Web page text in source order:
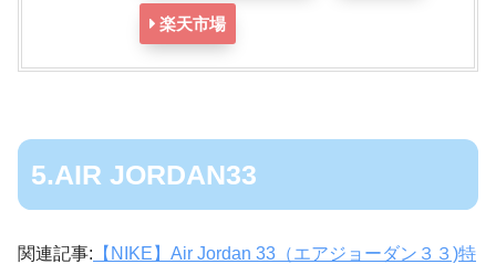
楽天市場
5.AIR JORDAN33
関連記事: 【NIKE】Air Jordan 33（エアジョーダン３３)特